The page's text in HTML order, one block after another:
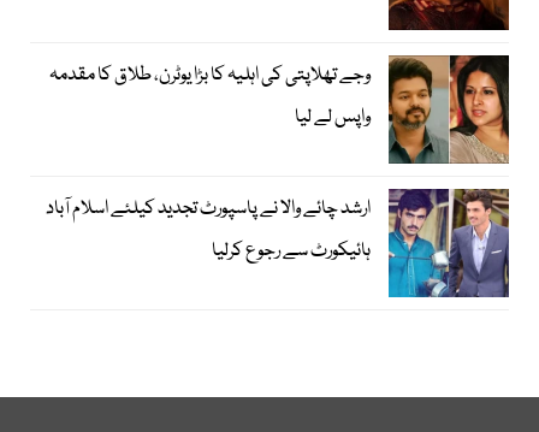
وجے تھلاپتی کی اہلیہ کا بڑا یوٹرن، طلاق کا مقدمہ
واپس لے لیا
ارشد چائے والا نے پاسپورٹ تجدید کیلئے اسلام آباد
ہائیکورٹ سے رجوع کرلیا